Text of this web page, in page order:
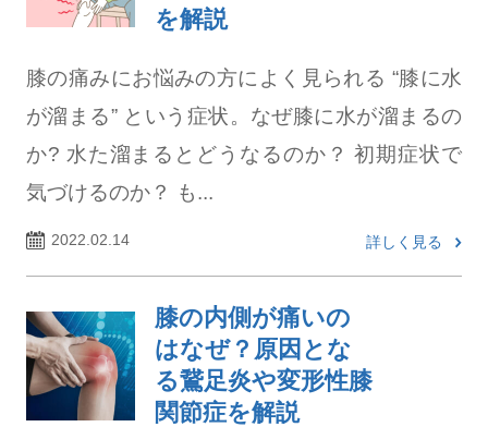
を解説
膝の痛みにお悩みの方によく見られる “膝に水
が溜まる” という症状。なぜ膝に水が溜まるの
か? 水た溜まるとどうなるのか？ 初期症状で
気づけるのか？ も...
2022.02.14 詳しく見る
膝の内側が痛いの
はなぜ？原因とな
る鵞足炎や変形性膝
関節症を解説